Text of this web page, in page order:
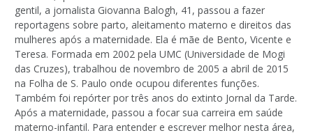
gentil, a jornalista Giovanna Balogh, 41, passou a fazer
reportagens sobre parto, aleitamento materno e direitos das
mulheres após a maternidade. Ela é mãe de Bento, Vicente e
Teresa. Formada em 2002 pela UMC (Universidade de Mogi
das Cruzes), trabalhou de novembro de 2005 a abril de 2015
na Folha de S. Paulo onde ocupou diferentes funções.
Também foi repórter por três anos do extinto Jornal da Tarde.
Após a maternidade, passou a focar sua carreira em saúde
materno-infantil. Para entender e escrever melhor nesta área,